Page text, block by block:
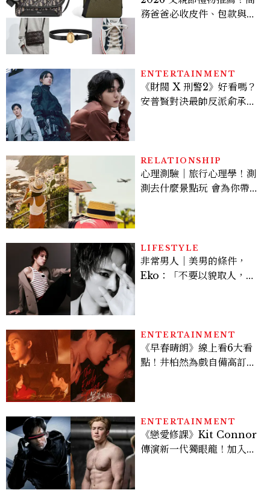
務爸爸必收皮件、包款與鞋
ENTERTAINMENT
《財閥 X 刑警2》好看嗎？
安普賢對決最帥反派俞承
多大？
RELATIONSHIP
心理測驗｜旅行心理學！測
測去什麼景點玩 會為你帶來
LIFESTYLE
非常男人｜美男的條件，
Eko：「不要以貌取人，內
ENTERTAINMENT
《早春晴朗》線上看6大看
點！井柏然為戲自備高訂，
ENTERTAINMENT
《戀愛修課》Kit Connor
傳演新一代獨眼龍！加入新